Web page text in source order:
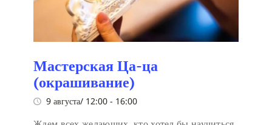
Мастерская Ца-ца
(окрашивание)
9 августа/ 12:00 - 16:00